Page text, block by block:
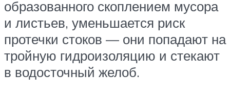
образованного скоплением мусора
и листьев, уменьшается риск
протечки стоков — они попадают на
тройную гидроизоляцию и стекают
в водосточный желоб.